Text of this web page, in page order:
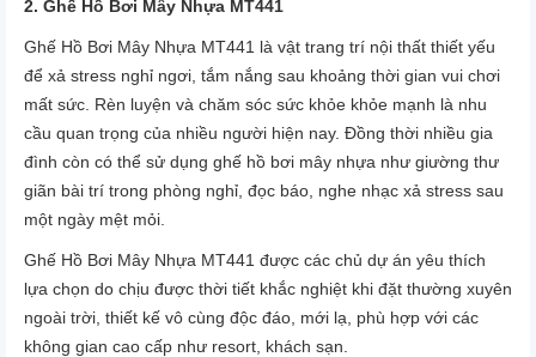
2. Ghế Hồ Bơi Mây Nhựa MT441
Ghế Hồ Bơi Mây Nhựa MT441 là vật trang trí nội thất thiết yếu
để xả stress nghỉ ngơi, tắm nắng sau khoảng thời gian vui chơi
mất sức. Rèn luyện và chăm sóc sức khỏe khỏe mạnh là nhu
cầu quan trọng của nhiều người hiện nay. Đồng thời nhiều gia
đình còn có thể sử dụng ghế hồ bơi mây nhựa như giường thư
giãn bài trí trong phòng nghỉ, đọc báo, nghe nhạc xả stress sau
một ngày mệt mỏi.
Ghế Hồ Bơi Mây Nhựa MT441 được các chủ dự án yêu thích
lựa chọn do chịu được thời tiết khắc nghiệt khi đặt thường xuyên
ngoài trời, thiết kế vô cùng độc đáo, mới lạ, phù hợp với các
không gian cao cấp như resort, khách sạn.